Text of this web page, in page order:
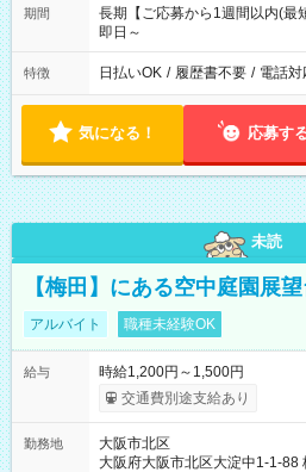
期間
長期【ご応募から1週間以内(最
即日～
特徴 日払いOK / 履歴書不要 / 電話対
気になる！ 応募す
未読
【梅田】にある空中庭園展
アルバイト 職種未経験OK
給与
時給1,200円～1,500円
交通費別途支給あり
勤務地
大阪市北区
大阪府大阪市北区大淀中1-1-88